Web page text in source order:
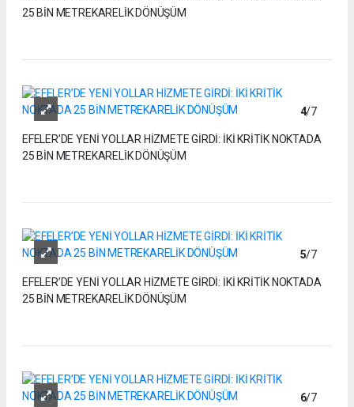
25 BİN METREKARELİK DÖNÜŞÜM
4/7
EFELER’DE YENİ YOLLAR HİZMETE GİRDİ: İKİ KRİTİK NOKTADA
25 BİN METREKARELİK DÖNÜŞÜM
5/7
EFELER’DE YENİ YOLLAR HİZMETE GİRDİ: İKİ KRİTİK NOKTADA
25 BİN METREKARELİK DÖNÜŞÜM
6/7